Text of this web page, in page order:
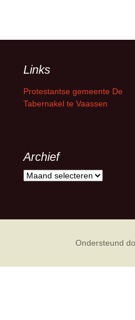
Links
Protestantse gemeente De
Tabernakel te Vaassen
Archief
Archief
Ondersteund